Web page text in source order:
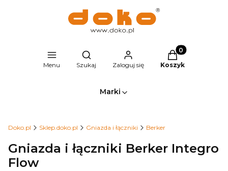
Menu
Otwórz wyszukiwarkę
Szukaj Zaloguj się
Produkty w
Koszyk
Marki
Doko.pl Sklep.doko.pl Gniazda i łączniki Berker
Gniazda i łączniki Berker Integro
Flow